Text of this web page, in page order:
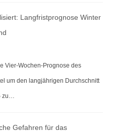
Langfristprognose Winter
Vier-Wochen-Prognose des
um den langjährigen Durchschnitt
Gefahren für das